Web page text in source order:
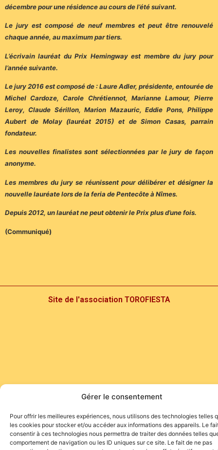
Gérer le consentement
Pour offrir les meilleures expériences, nous utilisons des technologies telles
les cookies pour stocker et/ou accéder aux informations des appareils. Le
consentir à ces technologies nous permettra de traiter des données telles
comportement de navigation ou les ID uniques sur ce site. Le fait de ne pas
décembre pour une résidence au cours de l’été suivant.
Le jury est composé de neuf membres et peut être renouvelé
chaque année, au maximum par tiers.
L’écrivain lauréat du Prix Hemingway est membre du jury pour
l’année suivante.
Le jury 2016 est composé de : Laure Adler, présidente, entourée de
Michel Cardoze, Carole Chrétiennot, Marianne Lamour, Pierre
Leroy, Claude Sérillon, Marion Mazauric, Eddie Pons, Philippe
Aubert de Molay (lauréat 2015) et de Simon Casas, parrain
fondateur.
Les nouvelles finalistes sont sélectionnées par le jury de façon
anonyme.
Les membres du jury se réunissent pour délibérer et désigner la
nouvelle lauréate lors de la feria de Pentecôte à Nîmes.
Depuis 2012, un lauréat ne peut obtenir le Prix plus d’une fois.
(Communiqué)
Site de l'association TOROFIESTA